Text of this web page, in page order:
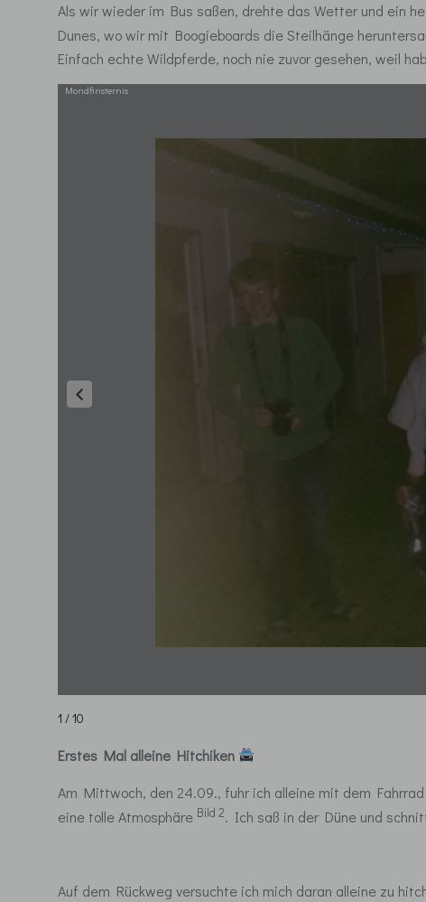
Als wir wieder im Bus saßen, drehte das Wetter und ein
Dunes, wo wir mit Boogieboards die Steilhänge
Einfach echte Wildpferde, noch nie zuvor gesehen, weil
Mondfinsternis
1 / 10
Erstes Mal alleine Hitchiken
Am Mittwoch, den 24.09., fuhr ich alleine mit dem
eine tolle Atmosphäre Bild 2. Ich saß in der Düne und
Auf dem Rückweg versuchte ich mich daran alleine zu